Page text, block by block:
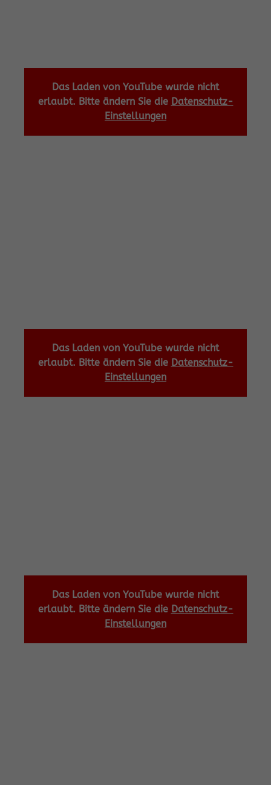
Das Laden von YouTube wurde nicht
erlaubt. Bitte ändern Sie die Datenschutz-
Einstellungen
Das Laden von YouTube wurde nicht
erlaubt. Bitte ändern Sie die Datenschutz-
Einstellungen
Das Laden von YouTube wurde nicht
erlaubt. Bitte ändern Sie die Datenschutz-
Einstellungen